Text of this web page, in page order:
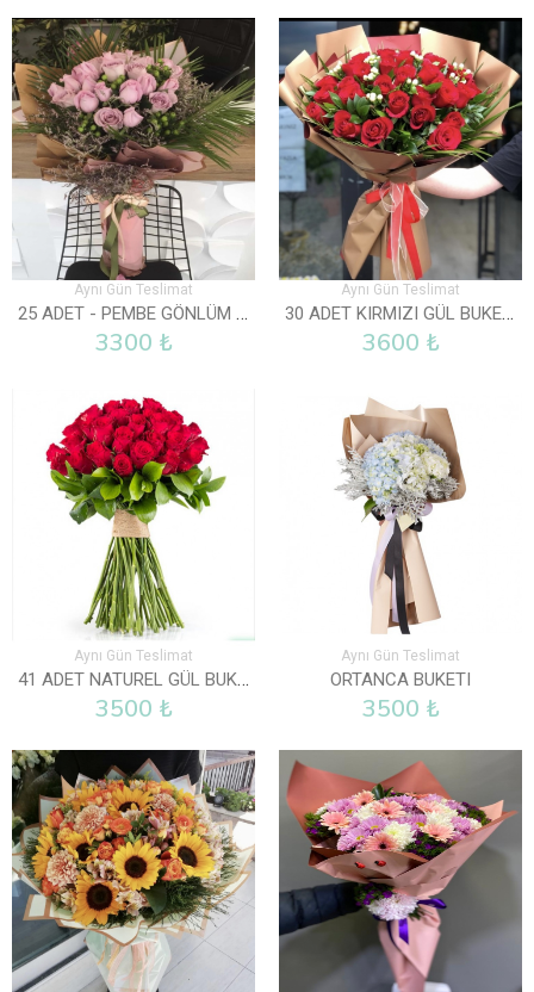
Aynı Gün Teslimat
25 ADET - PEMBE GÖNLÜM SENDE
3300 ₺
Aynı Gün Teslimat
30 ADET KIRMIZI GÜL BUKETI
3600 ₺
Aynı Gün Teslimat
41 ADET NATUREL GÜL BUKETI
3500 ₺
Aynı Gün Teslimat
ORTANCA BUKETI
3500 ₺